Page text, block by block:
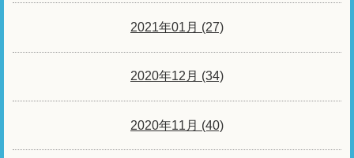
2021年01月 (27)
2020年12月 (34)
2020年11月 (40)